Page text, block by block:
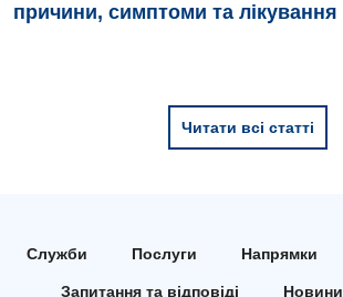
Хірургічне відділення
Дитяча алергологія
Дитяча дерматовенерологія
причини, симптоми та лікування
Читати всі статті
Служби Послуги Напрямки
Запитання та відповіді Новини